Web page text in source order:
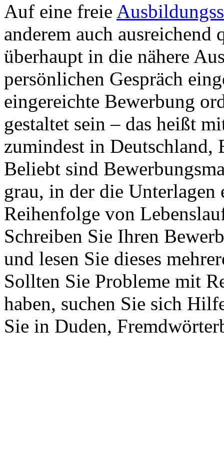
Auf eine freie
anderem auch
überhaupt in die nähere
persönlichen Gespräch
eingereichte Bewerbung
gestaltet sein – das heißt
zumindest in Deutschland,
Beliebt sind
grau, in der die
Reihenfolge von
Schreiben Sie Ihren
und lesen Sie dieses
Sollten Sie Probleme mit
haben, suchen Sie sich
Sie in Duden,